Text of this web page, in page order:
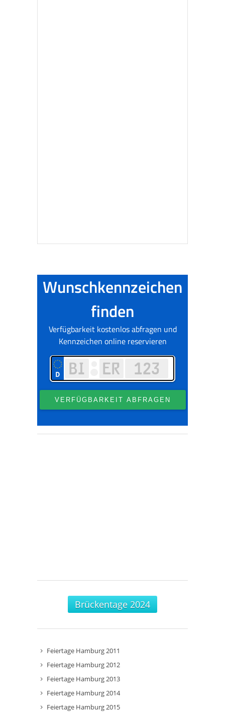
Brückentage 2024
Feiertage Hamburg 2011
Feiertage Hamburg 2012
Feiertage Hamburg 2013
Feiertage Hamburg 2014
Feiertage Hamburg 2015